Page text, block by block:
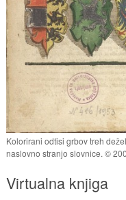
Kolorirani odtisi grbov treh
naslovno stranjo slovnice. ©
Virtualna knjiga